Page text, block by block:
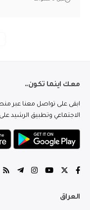
معك اينما تكون..
ابقى على تواصل معنا عبر
الاجتماعي وتطبيق الرشيد
العراق